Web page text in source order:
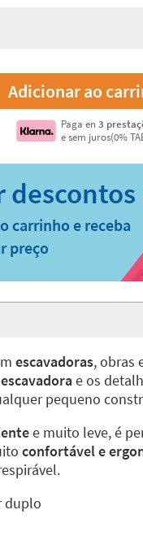
Paga en3
e sem juros(0%
carrinho e receba
preço
escavadoras, obras
e os
pequeno
e muito leve, é
confortável e
duplo